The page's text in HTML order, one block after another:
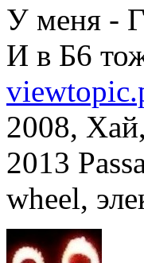
У меня -
И в Б6
2008,
2013
wheel,